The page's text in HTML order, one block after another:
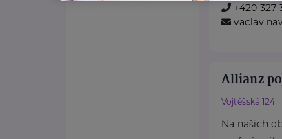
+420 327
Allianz
Vojtěšská 124
Na našich